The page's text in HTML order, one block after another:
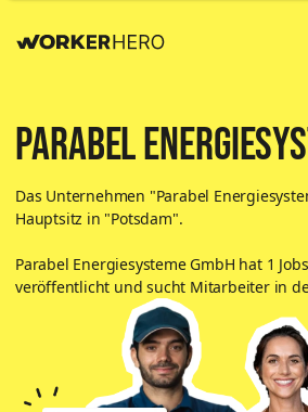
Parabel
Das Unternehmen "Parabel
Hauptsitz in "Potsdam".
Parabel Energiesysteme GmbH hat 1
veröffentlicht und sucht Mitarbeiter in